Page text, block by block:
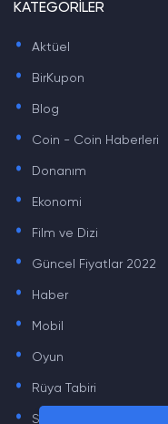
KATEGORİLER
. Aktüel
. BirKupon
. Blog
. Coin - Coin Haberleri
. Donanım
. Ekonomi
. Film ve Dizi
. Güncel Fiyatlar 2022
. Haber
. Mobil
. Oyun
. Rüya Tabiri
. Sinema